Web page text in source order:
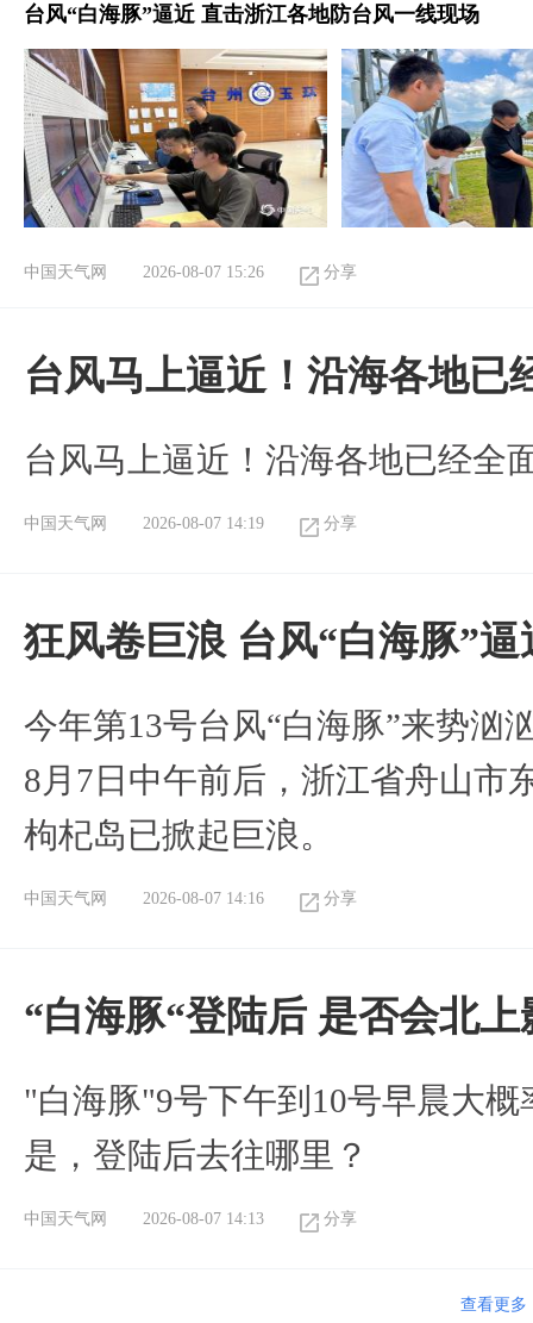
台风“白海豚”逼近 直击浙江各地防台风一线现场
中国天气网 2026-08-07 15:26 分享
台风马上逼近！沿海各地已
台风马上逼近！沿海各地已经全
中国天气网 2026-08-07 14:19 分享
狂风卷巨浪 台风“白海豚”
今年第13号台风“白海豚”来势汹
8月7日中午前后，浙江省舟山市
枸杞岛已掀起巨浪。
中国天气网 2026-08-07 14:16 分享
“白海豚“登陆后 是否会北
"白海豚"9号下午到10号早晨大
是，登陆后去往哪里？
中国天气网 2026-08-07 14:13 分享
查看更多